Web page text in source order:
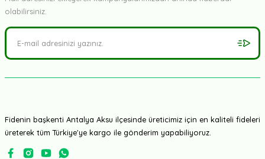
olabilirsiniz.
Fidenin başkenti Antalya Aksu ilçesinde üreticimiz için en kaliteli fideleri
üreterek tüm Türkiye'ye kargo ile gönderim yapabiliyoruz.